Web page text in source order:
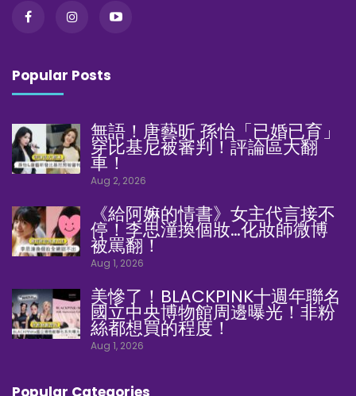
Popular Posts
無語！唐藝昕 孫怡「已婚已育」
穿比基尼被審判！評論區大翻
車！
Aug 2, 2026
《給阿嫲的情書》女主代言接不
停！李思潼換個妝…化妝師微博
被罵翻！
Aug 1, 2026
美慘了！BLACKPINK十週年聯名
國立中央博物館周邊曝光！非粉
絲都想買的程度！
Aug 1, 2026
Popular Categories